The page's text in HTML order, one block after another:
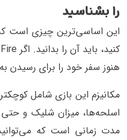
را بشناسید
این اساسی‌ترین چیزی است
هنوز سفر خود را برای رسیدن
مکانیزم این بازی شامل
اسلحه‌ها، میزان شلیک و حتی
مدت زمانی است که